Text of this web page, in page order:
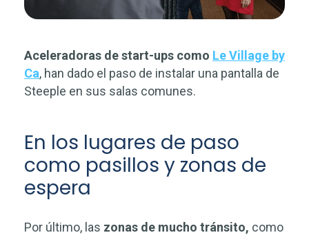
Aceleradoras de start-ups como Le Village by
Ca, han dado el paso de instalar una pantalla de
Steeple en sus salas comunes.
En los lugares de paso
como pasillos y zonas de
espera
Por último, las zonas de mucho tránsito, como